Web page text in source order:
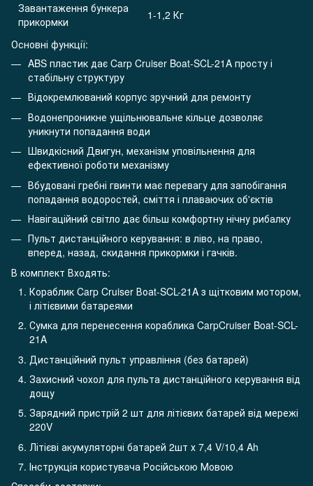
Завантаження бункера
прикормки
1-1,2 Кг
Основні функції:
ABS пластик дає Carp Cruiser Boat-SCL-21A просту і
стабільну структуру
Відокремлюваний корпус зручний для ремонту
Водонепроникне ущільнювальне кільце дозволяє
уникнути попадання води
Швидкісний Двигун, механізм уповільнення для
ефективної роботи механізму
Вбудовані гребні гвинти має перевагу для запобігання
попадання водоростей, сміття і плаваючих об'єктів
Навігаційний світло дає більш комфортну нічну рибалку
Пульт дистанційного керування: в ліво, на право,
вперед, назад, скидання прикормки і гачків.
В комплект Входять:
Кораблик Carp Cruiser Воаt-SCL-21A з щітковим мотором,
і літієвими батареями
Сумка для перенесення кораблика CarpCruiser Boat-SCL-
21A
Дистанційний пульт управління (без батарей)
Захисний чохол для пульта дистанційного керування від
дощу
Зарядний пристрій 2 шт для літієвих батарей від мережі
220V
Літієві акумуляторні батарей 2шт х 7,4 V/10,4 Ah
Інструкція користувача Російською Мовою